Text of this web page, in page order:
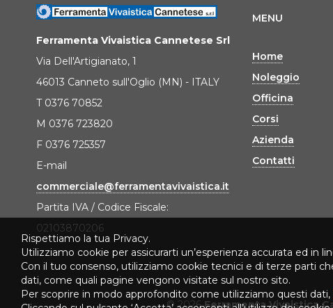
Ferramenta Vivaistica Cannetese Srl
Via Dell'Artigianato, 1
46013 Canneto sull'Oglio (MN) - ITALY
T 0376 70852
M 0376 723820
F 0376 725357
E-mail
commerciale@ferramentavivaistica.it
Partita IVA / Codice Fiscale:
02103870206
MENU
Home
Noleggio
Officina
Corsi
Azienda
Contatti
© 2026Ferramenta Vivaistica
Rispettiamo la tua Privacy.
Utilizziamo cookie per assicurarti un’esperienza accurata ed in
Con il tuo consenso, utilizziamo cookie tecnici e di terze parti
dati, come quali pagine vengono visitate sul nostro sito.
Per scoprire in modo approfondito come utilizziamo questi dati,